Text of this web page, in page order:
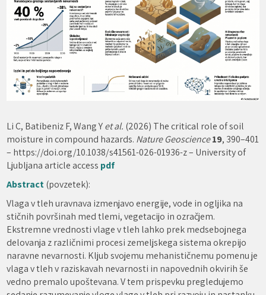
Li C, Batibeniz F, Wang Yet al. (2026) The critical role of soil
moisture in compound hazards. Nature Geoscience19, 390–401
– https://doi.org/10.1038/s41561-026-01936-z – University of
Ljubljana article access pdf
Abstract(povzetek):
Vlaga v tleh uravnava izmenjavo energije, vode in ogljika na
stičnih površinah med tlemi, vegetacijo in ozračjem.
Ekstremne vrednosti vlage v tleh lahko prek medsebojnega
delovanja z različnimi procesi zemeljskega sistema okrepijo
naravne nevarnosti. Kljub svojemu mehanističnemu pomenu je
vlaga v tleh v raziskavah nevarnosti in napovednih okvirih še
vedno premalo upoštevana. V tem prispevku pregledujemo